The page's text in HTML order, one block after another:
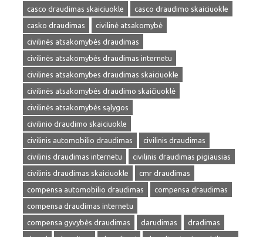
casco draudimas skaiciuokle
casco draudimo skaiciuokle
casko draudimas
civilinė atsakomybė
civilinės atsakomybės draudimas
civilinės atsakomybės draudimas internetu
civilines atsakomybes draudimas skaiciuokle
civilinės atsakomybės draudimo skaičiuoklė
civilinės atsakomybės sąlygos
civilinio draudimo skaiciuokle
civilinis automobilio draudimas
civilinis draudimas
civilinis draudimas internetu
civilinis draudimas pigiausias
civilinis draudimas skaiciuokle
cmr draudimas
compensa automobilio draudimas
compensa draudimas
compensa draudimas internetu
compensa gyvybės draudimas
darudimas
dradimas